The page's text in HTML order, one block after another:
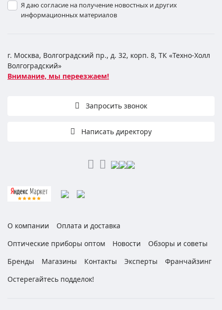
Я даю согласие на получение новостных и других
информационных материалов
г. Москва, Волгоградский пр., д. 32, корп. 8, ТК «Техно-Холл
Волгоградский»
Внимание, мы переезжаем!
Запросить звонок
Написать директору
О компании
Оплата и доставка
Оптические приборы оптом
Новости
Обзоры и советы
Бренды
Магазины Контакты Эксперты
Франчайзинг
Остерегайтесь подделок!